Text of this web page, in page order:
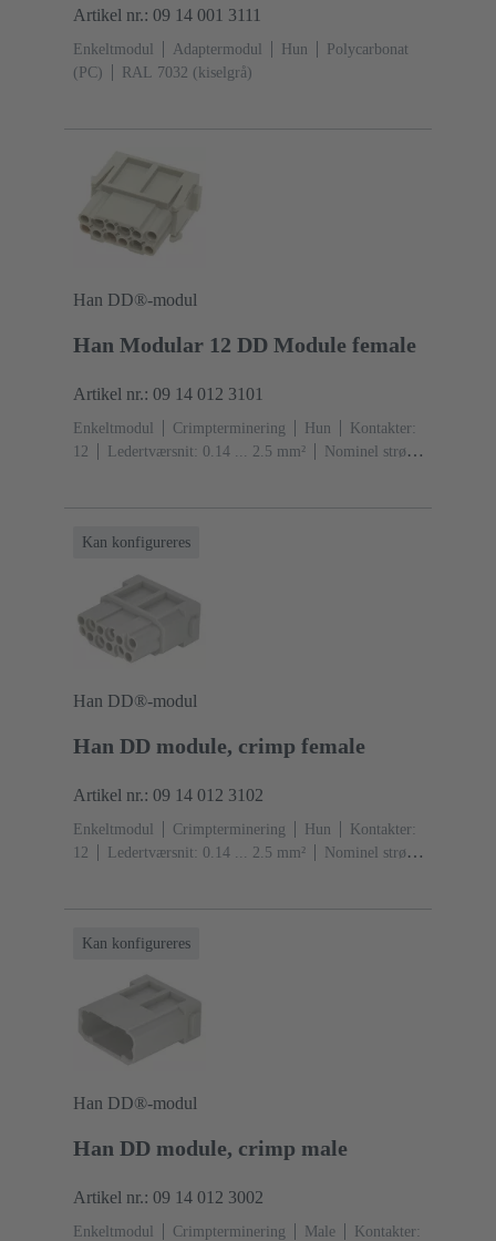
Artikel nr.: 09 14 001 3111
Enkeltmodul Adaptermodul Hun
Polycarbonat
(PC)
RAL 7032 (kiselgrå)
Han DD®-modul
Han Modular 12 DD Module female
Artikel nr.: 09 14 012 3101
Enkeltmodul Crimpterminering Hun
Kontakter:
12
Ledertværsnit: 0.14 ... 2.5 mm²
Nominel strøm:
Kan konfigureres
Han DD®-modul
Han DD module, crimp female
Artikel nr.: 09 14 012 3102
Enkeltmodul Crimpterminering Hun
Kontakter:
12
Ledertværsnit: 0.14 ... 2.5 mm²
Nominel strøm:
Kan konfigureres
Han DD®-modul
Han DD module, crimp male
Artikel nr.: 09 14 012 3002
Enkeltmodul Crimpterminering Male
Kontakter: